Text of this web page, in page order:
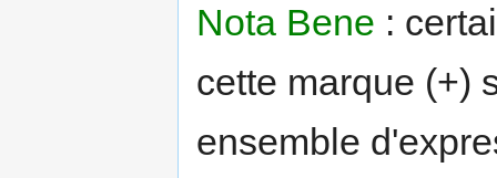
Nota Bene :
cette marque (+)
ensemble